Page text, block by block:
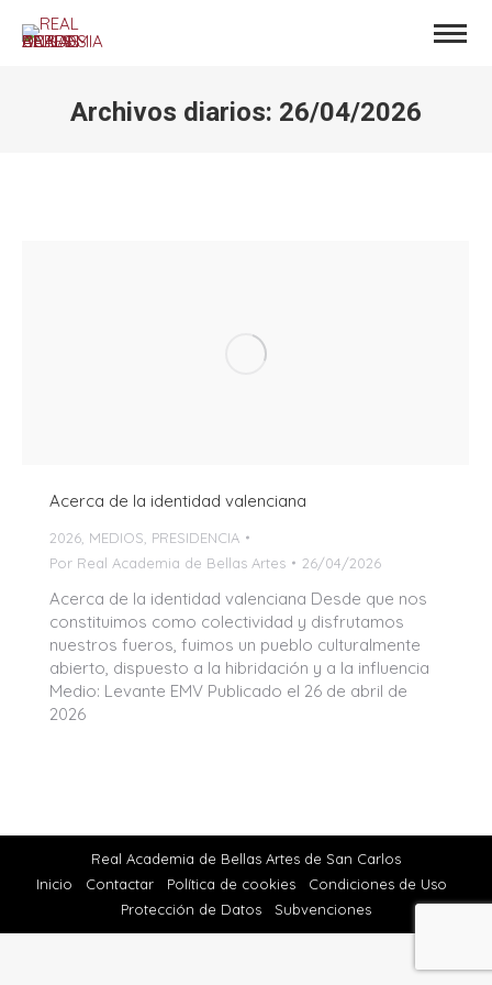
Archivos diarios: 26/04/2026
Acerca de la identidad valenciana
2026 MEDIOS PRESIDENCIA
Por Real Academia de Bellas Artes 26/04/2026
Acerca de la identidad valenciana Desde que nos
constituimos como colectividad y disfrutamos
nuestros fueros, fuimos un pueblo culturalmente
abierto, dispuesto a la hibridación y a la influencia
Medio: Levante EMV Publicado el 26 de abril de
2026
Real Academia de Bellas Artes de San Carlos
Inicio
Contactar Política de cookies
Condiciones de Uso
Protección de Datos
Subvenciones